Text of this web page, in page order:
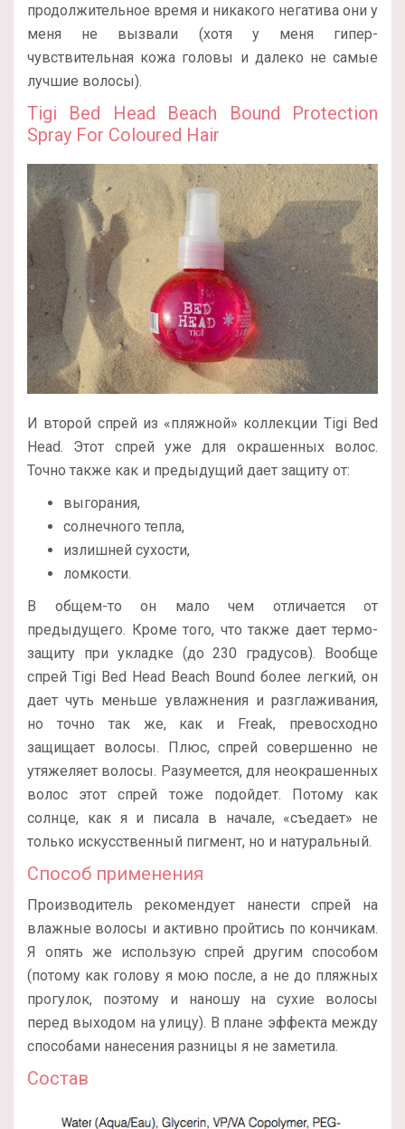
продолжительное время и никакого негатива они у
меня не вызвали (хотя у меня гипер-
чувствительная кожа головы и далеко не самые
лучшие волосы).
Tigi Bed Head Beach Bound Protection
Spray For Coloured Hair
И второй спрей из «пляжной» коллекции Tigi Bed
Head. Этот спрей уже для окрашенных волос.
Точно также как и предыдущий дает защиту от:
выгорания,
солнечного тепла,
излишней сухости,
ломкости.
В общем-то он мало чем отличается от
предыдущего. Кроме того, что также дает термо-
защиту при укладке (до 230 градусов). Вообще
спрей Tigi Bed Head Beach Bound более легкий, он
дает чуть меньше увлажнения и разглаживания,
но точно так же, как и Freak, превосходно
защищает волосы. Плюс, спрей совершенно не
утяжеляет волосы. Разумеется, для неокрашенных
волос этот спрей тоже подойдет. Потому как
солнце, как я и писала в начале, «съедает» не
только искусственный пигмент, но и натуральный.
Способ применения
Производитель рекомендует нанести спрей на
влажные волосы и активно пройтись по кончикам.
Я опять же использую спрей другим способом
(потому как голову я мою после, а не до пляжных
прогулок, поэтому и наношу на сухие волосы
перед выходом на улицу). В плане эффекта между
способами нанесения разницы я не заметила.
Состав